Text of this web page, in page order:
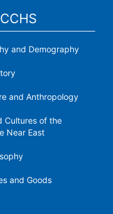
and Demography
and Anthropology
Cultures of the
Near East
and Goods